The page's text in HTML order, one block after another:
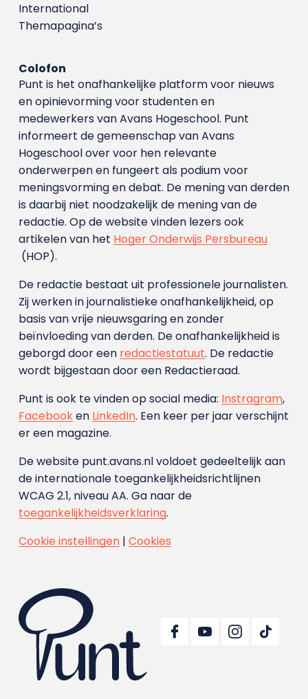
International
Themapagina’s
Colofon
Punt is het onafhankelijke platform voor nieuws
en opinievorming voor studenten en
medewerkers van Avans Hoge­school. Punt
informeert de gemeenschap van Avans
Hogeschool over voor hen relevante
onderwerpen en fungeert als podium voor
meningsvorming en debat. De mening van derden
is daarbij niet noodzakelijk de mening van de
redactie. Op de website vinden lezers ook
artikelen van het Hoger Onderwijs Persbureau
(HOP).
De redactie bestaat uit professionele journalisten.
Zij werken in journalistieke onafhankelijkheid, op
basis van vrije nieuwsgaring en zonder
beïnvloeding van derden. De onafhankelijkheid is
geborgd door een redactiestatuut. De redactie
wordt bijgestaan door een Redactieraad.
Punt is ook te vinden op social media: Instragram,
Facebooken LinkedIn. Een keer per jaar verschijnt
er een magazine.
De website punt.avans.nl voldoet gedeeltelijk aan
de internationale toegankelijkheidsrichtlijnen
WCAG 2.1, niveau AA. Ga naar de
toegankelijkheidsverklaring.
Cookie instellingen| Cookies